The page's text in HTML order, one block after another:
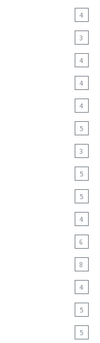
4
3
4
4
4
5
3
5
5
4
6
8
4
5
5